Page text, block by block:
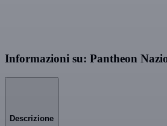
Informazioni su: Pantheon
Descrizione